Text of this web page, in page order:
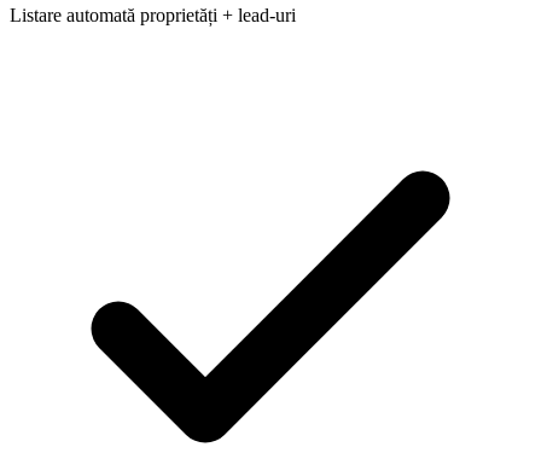
Listare automată proprietăți + lead-uri